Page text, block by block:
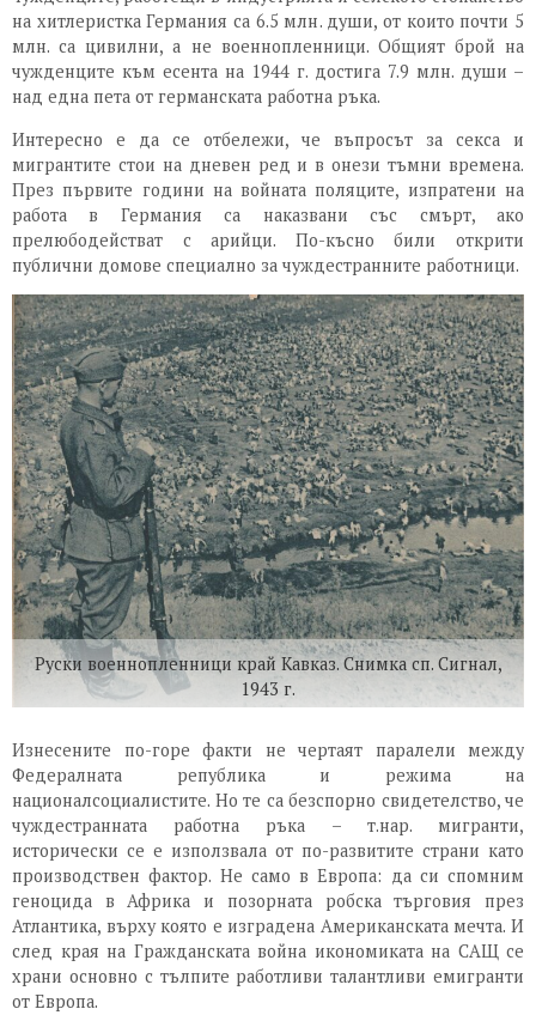
на хитлеристка Германия са 6.5 млн. души, от които почти 5
млн. са цивилни, а не военнопленници. Общият брой на
чужденците към есента на 1944 г. достига 7.9 млн. души –
над една пета от германската работна ръка.
Интересно е да се отбележи, че въпросът за секса и
мигрантите стои на дневен ред и в онези тъмни времена.
През първите години на войната поляците, изпратени на
работа в Германия са наказвани със смърт, ако
прелюбодействат с арийци. По-късно били открити
публични домове специално за чуждестранните работници.
Руски военнопленници край Кавказ. Снимка сп. Сигнал,
1943 г.
Изнесените по-горе факти не чертаят паралели между
Федералната република и режима на
националсоциалистите. Но те са безспорно свидетелство, че
чуждестранната работна ръка – т.нар. мигранти,
исторически се е използвала от по-развитите страни като
производствен фактор. Не само в Европа: да си спомним
геноцида в Африка и позорната робска търговия през
Атлантика, върху която е изградена Американската мечта. И
след края на Гражданската война икономиката на САЩ се
храни основно с тълпите работливи талантливи емигранти
от Европа.